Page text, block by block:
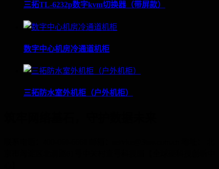
三拓TL-6232p数字kvm切换器（带屏款）
数字中心机房冷通道机柜
三拓防水室外机柜（户外机柜）